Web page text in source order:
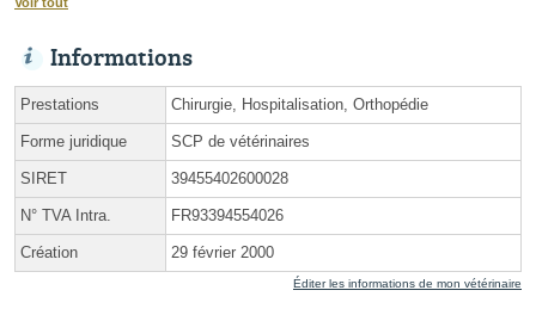
Informations
Prestations Chirurgie, Hospitalisation, Orthopédie
Forme juridique SCP de vétérinaires
SIRET 39455402600028
N° TVA Intra. FR93394554026
Création 29 février 2000
Éditer les informations de mon vétérinaire